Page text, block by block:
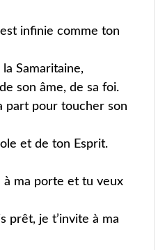
infinie comme ton
la Samaritaine,
son âme, de sa foi.
part pour toucher son
et de ton Esprit.
à ma porte et tu veux
prêt, je t’invite à ma